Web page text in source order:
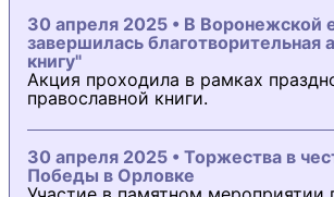
30 апреля 2025 • В Воронежской
завершилась благотворительная
книгу"
Акция проходила в рамках
православной книги.
30 апреля 2025 • Торжества в
Победы в Орловке